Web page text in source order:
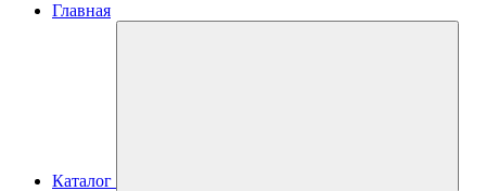
Главная
Каталог